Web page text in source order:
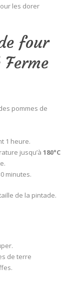
les dorer
four
pommes de
1 heure.
jusqu’à 180°C
minutes.
de la pintade.
de terre